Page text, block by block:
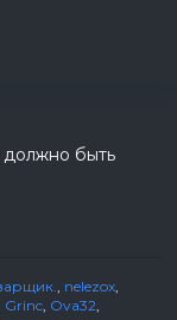
должно быть
, nelezox,
Grinc, Ova32,